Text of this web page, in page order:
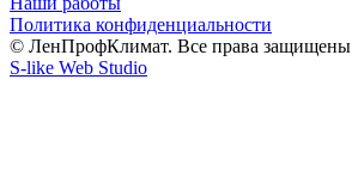
Политика конфиденциальности
© ЛенПрофКлимат. Все права защищены
S-like Web Studio